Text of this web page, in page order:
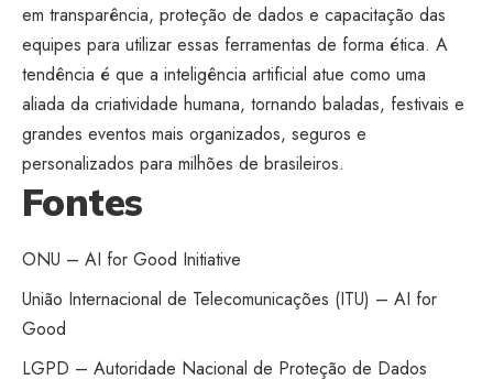
em transparência, proteção de dados e capacitação das
equipes para utilizar essas ferramentas de forma ética. A
tendência é que a inteligência artificial atue como uma
aliada da criatividade humana, tornando baladas, festivais e
grandes eventos mais organizados, seguros e
personalizados para milhões de brasileiros.
Fontes
ONU – AI for Good Initiative
União Internacional de Telecomunicações (ITU) – AI for
Good
LGPD – Autoridade Nacional de Proteção de Dados